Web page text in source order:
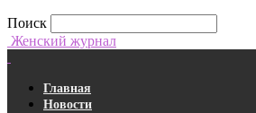
Поиск
Женский журнал
Главная
Новости